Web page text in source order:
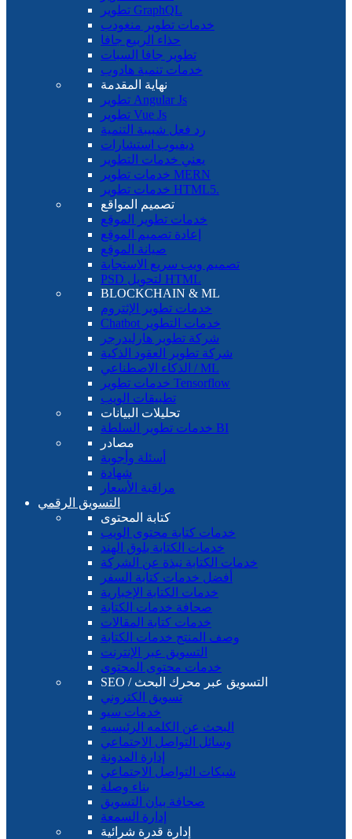
تطوير GraphQL
خدمات تطوير منغودب
حذاء الربيع جافا
تطوير جافا السبات
خدمات تنمية هادوب
نهاية المقدمة
تطوير Angular Js
تطوير Vue Js
رد فعل شبيبة التنمية
ديفيوب استشارات
يعني خدمات التطوير
خدمات تطوير MERN
خدمات تطوير HTML5.
تصميم المواقع
خدمات تطوير الموقع
إعادة تصميم الموقع
صيانة الموقع
تصميم ويب سريع الاستجابة
PSD لتحويل HTML
BLOCKCHAIN ​​& ML
خدمات تطوير الإثتروم
Chatbot خدمات التطوير
شركة تطوير هارليدرجر
شركة تطوير العقود الذكية
الذكاء الاصطناعي / ML
خدمات تطوير Tensorflow
تطبيقات الويب
تحليلات البيانات
خدمات تطوير السلطة BI
مصادر
أسئلة وأجوبة
شهادة
مراقبة الأسعار
التسويق الرقمي
كتابة المحتوى
خدمات كتابة محتوى الويب
خدمات الكتابة بلوق الهند
خدمات الكتابة نبذة عن الشركة
أفضل خدمات كتابة السفر
خدمات الكتابة الإخبارية
صحافة خدمات الكتابة
خدمات كتابة المقالات
وصف المنتج خدمات الكتابة
التسويق عبر الإنترنت
خدمات محتوى المحتوى
SEO / التسويق عبر محرك البحث
تسويق الكتروني
خدمات سيو
البحث عن الكلمه الرئيسيه
وسائل التواصل الاجتماعي
إدارة المدونة
شبكات التواصل الاجتماعي
بناء وصلة
صحافة بيان التسويق
إدارة السمعة
إدارة قدرة شرائية